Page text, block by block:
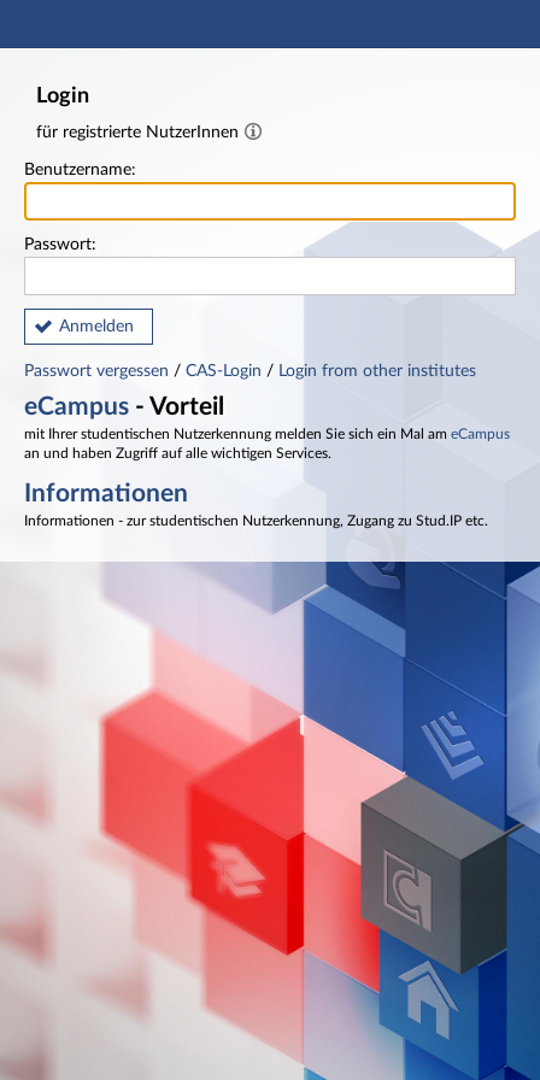
Hauptnavigation
Login
für registrierte NutzerInnen
Benutzername:
Passwort:
Anmelden
Passwort vergessen / CAS-Login / Login from other institutes
eCampus - Vorteil
mit Ihrer studentischen Nutzerkennung melden Sie sich ein Mal am eCampus
an und haben Zugriff auf alle wichtigen Services.
Informationen
Informationen - zur studentischen Nutzerkennung, Zugang zu Stud.IP etc.